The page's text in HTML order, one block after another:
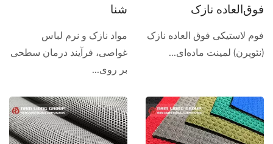
فوق‌العاده نازک
فوم لاستیکی فوق العاده نازک
(نئوپرن) لمینت ماده‌ای...
شنا
مواد نازک و نرم لباس
غواصی، فرآیند درمان سطحی
بر روی...